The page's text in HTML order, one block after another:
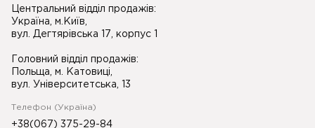
Центральний відділ продажів:
Україна, м.Київ,
вул. Дегтярівська 17, корпус 1
Головний відділ продажів:
Польща, м. Катовиці,
вул. Університетська, 13
Телефон (Україна)
+38(067) 375-29-84